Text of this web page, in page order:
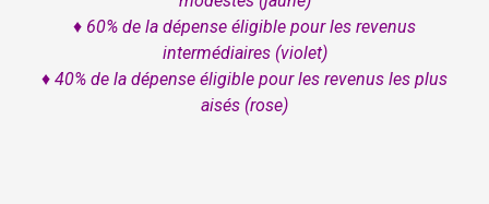
♦ 60% de la dépense éligible pour les revenus
intermédiaires (violet)
♦ 40% de la dépense éligible pour les revenus les plus
aisés (rose)